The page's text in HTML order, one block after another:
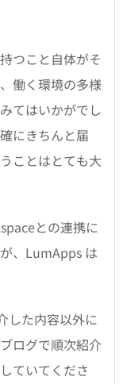
つこと自体がそ
働く環境の多様
てはいかがでし
にきちんと届
ことはとても大
との連携に
、LumApps は
した内容以外に
ログで順次紹介
ていてくださ